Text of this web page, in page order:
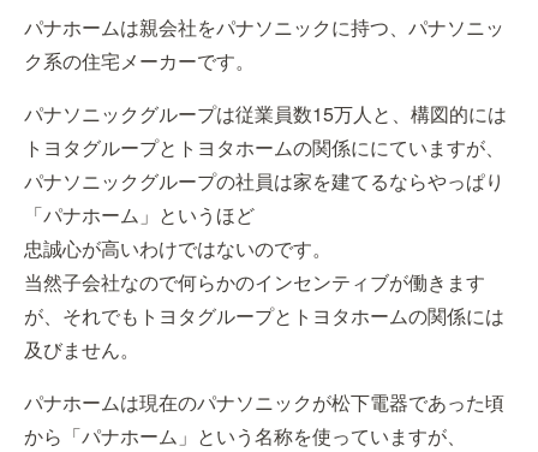
パナホームは親会社をパナソニックに持つ、パナソニッ
ク系の住宅メーカーです。
パナソニックグループは従業員数15万人と、構図的には
トヨタグループとトヨタホームの関係ににていますが、
パナソニックグループの社員は家を建てるならやっぱり
「パナホーム」というほど
忠誠心が高いわけではないのです。
当然子会社なので何らかのインセンティブが働きます
が、それでもトヨタグループとトヨタホームの関係には
及びません。
パナホームは現在のパナソニックが松下電器であった頃
から「パナホーム」という名称を使っていますが、